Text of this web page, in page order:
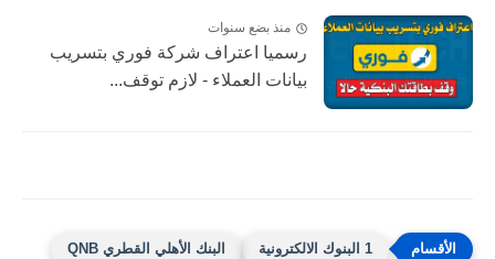
منذ بضع سنوات
رسميا اعتراف شركة فوري بتسريب
بيانات العملاء - لازم توقف...
1 البنوك الالكترونية
البنك الأهلي القطري QNB